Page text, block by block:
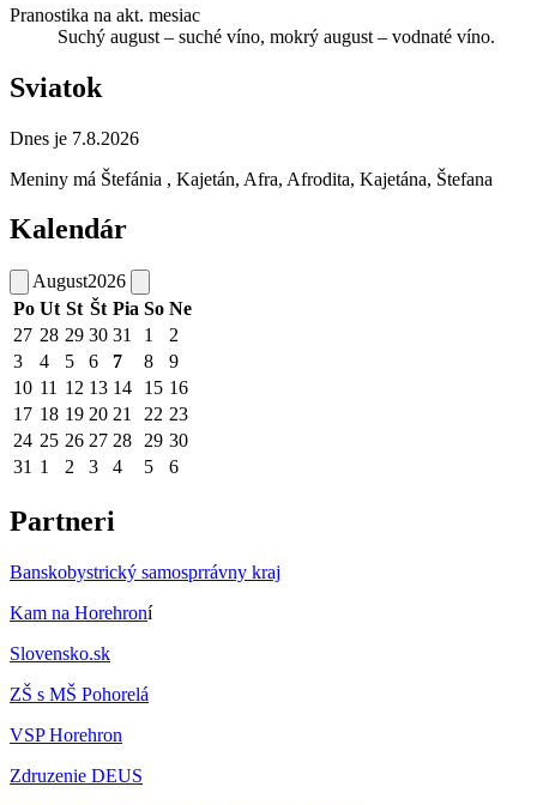
Pranostika na akt. mesiac
Suchý august – suché víno, mokrý august – vodnaté víno.
Sviatok
Dnes je 7.8.2026
Meniny má Štefánia , Kajetán, Afra, Afrodita, Kajetána, Štefana
Kalendár
August2026
Po Ut St Št Pia So Ne
27 28 29 30 31 1
2
3
4 5 6 7 8
9
10 11 12 13 14 15 16
17 18 19 20 21 22 23
24 25 26 27 28 29 30
31 1 2 3 4 5 6
Partneri
Banskobystrický samosprrávny kraj
Kam na Horehroní
Slovensko.sk
ZŠ s MŠ Pohorelá
VSP Horehron
Zdruzenie DEUS